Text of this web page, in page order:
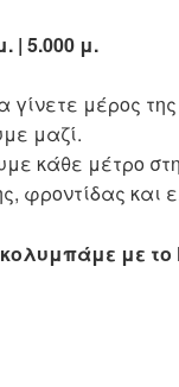
| 5.000 μ.
γίνετε μέρος
μαζί.
κάθε μέτρο
φροντίδας και
κολυμπάμε με